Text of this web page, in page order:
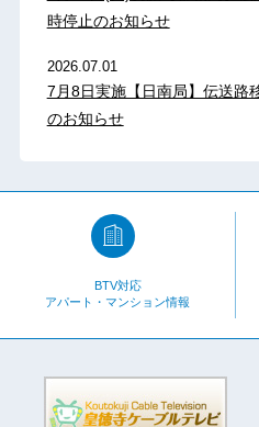
時停止のお知らせ
2026.07.01
7月8日実施【日南局】伝送路
のお知らせ
BTV対応
アパート・マンション情報